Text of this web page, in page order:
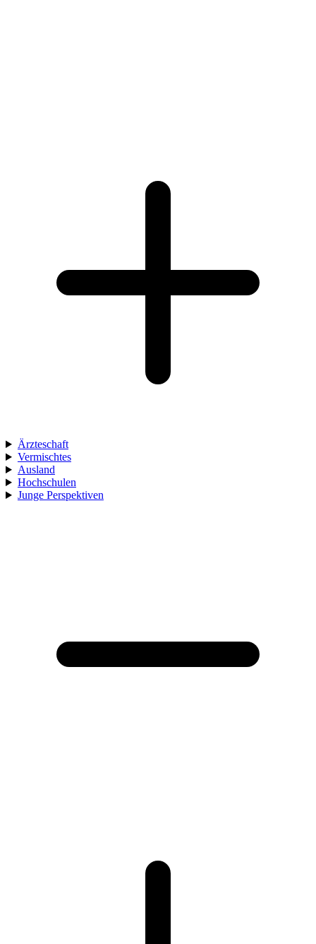
Ärzteschaft
Vermischtes
Ausland
Hochschulen
Junge Perspektiven